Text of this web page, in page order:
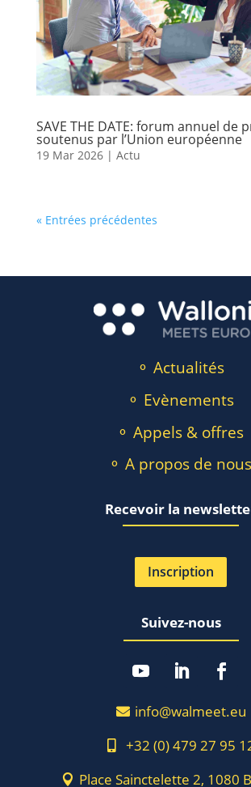
SAVE THE DATE: forum annuel de
soutenus par l’Union européenne
19 Mar 2026| Actu
« Entrées précédentes
⚬ Actualités
⚬ Evènements
⚬ Appels & offres
⚬ A propos de nous
Recevoir la
Inscription
Suivez-nous
info@walmeet.eu
+32 (0) 479 27 95
Place Sainctelette 2, 1080